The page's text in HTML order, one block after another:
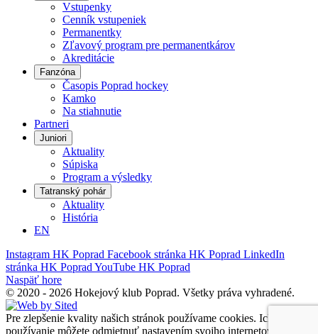
Vstupenky
Cenník vstupeniek
Permanentky
Zľavový program pre permanentkárov
Akreditácie
Fanzóna
Časopis Poprad hockey
Kamko
Na stiahnutie
Partneri
Juniori
Aktuality
Súpiska
Program a výsledky
Tatranský pohár
Aktuality
História
EN
Instagram HK Poprad Facebook stránka HK Poprad LinkedIn
stránka HK Poprad YouTube HK Poprad
Naspäť hore
© 2020 - 2026 Hokejový klub Poprad. Všetky práva vyhradené.
Pre zlepšenie kvality našich stránok používame cookies. Ich
používanie môžete odmietnuť nastavením svojho internetového